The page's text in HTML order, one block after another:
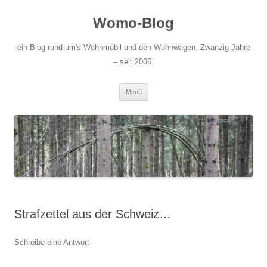
Womo-Blog
ein Blog rund um's Wohnmobil und den Wohnwagen. Zwanzig Jahre
– seit 2006.
Menü
Strafzettel aus der Schweiz…
Schreibe eine Antwort